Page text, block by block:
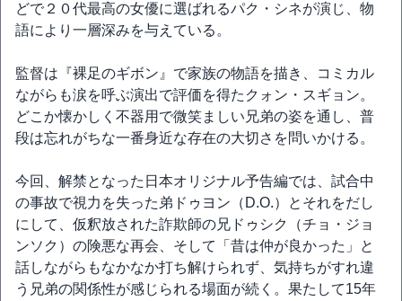
どで２０代最高の女優に選ばれるパク・シネが演じ、物
語により一層深みを与えている。
監督は『裸足のギボン』で家族の物語を描き、コミカル
ながらも涙を呼ぶ演出で評価を得たクォン・スギョン。
どこか懐かしく不器用で微笑ましい兄弟の姿を通し、普
段は忘れがちな一番身近な存在の大切さを問いかける。
今回、解禁となった日本オリジナル予告編では、試合中
の事故で視力を失った弟ドゥヨン（D.O.）とそれをだし
にして、仮釈放された詐欺師の兄ドゥシク（チョ・ジョ
ンソク）の険悪な再会、そして「昔は仲が良かった」と
話しながらもなかなか打ち解けられず、気持ちがすれ違
う兄弟の関係性が感じられる場面が続く。果たして15年